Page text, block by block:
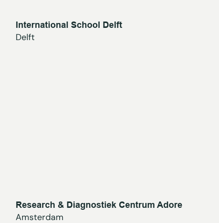
International School Delft
Delft
Research & Diagnostiek Centrum Adore
Amsterdam